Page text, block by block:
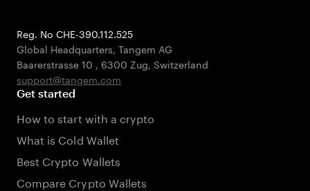
Reg. No CHE-390.112.525
Global Headquarters, Tangem AG
Baarerstrasse 10 , 6300 Zug, Switzerland
support@tangem.com
Get started
How to start with a crypto
What is Cold Wallet
Best Crypto Wallets
Compare Crypto Wallets